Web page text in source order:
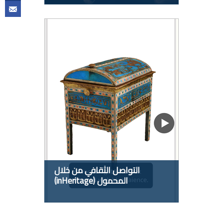
التواصل الثقافي من خلال
المحمول (inHeritage)